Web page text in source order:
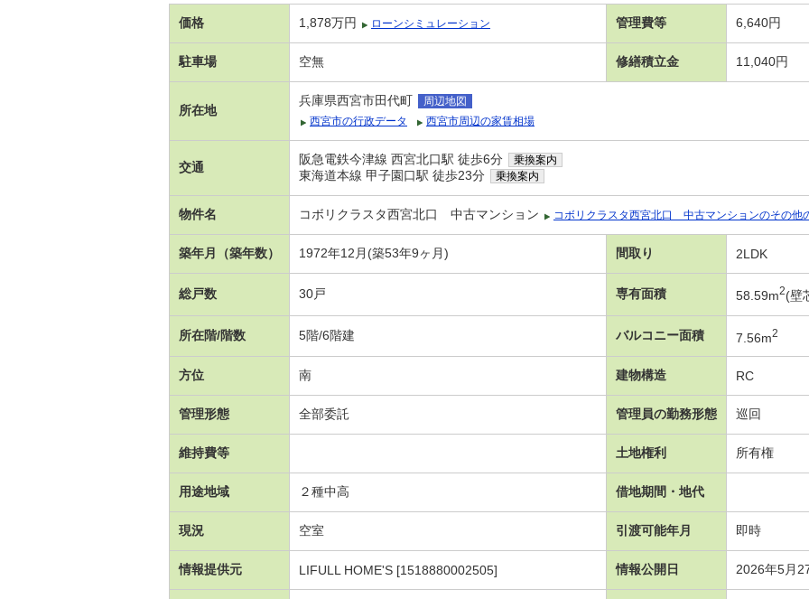
価格 1,878万円 ローンシミュレーション 管理費等 6,640円
駐車場 空無 修繕積立金 11,040円
所在地
兵庫県西宮市田代町
周辺地図
西宮市の行政データ
西宮市周辺の家賃相場
交通
阪急電鉄今津線 西宮北口駅 徒歩6分 乗換案内
東海道本線 甲子園口駅 徒歩23分 乗換案内
物件名 コボリクラスタ西宮北口 中古マンション コボリクラスタ西宮北口 中古マンションのその他
築年月（築年数） 1972年12月(築53年9ヶ月) 間取り 2LDK
総戸数 30戸 専有面積 58.59m2(壁
所在階/階数 5階/6階建 バルコニー面積 7.56m2
方位 南 建物構造 RC
管理形態 全部委託 管理員の勤務形態 巡回
維持費等 土地権利 所有権
用途地域 ２種中高 借地期間・地代
現況 空室 引渡可能年月 即時
情報提供元 LIFULL HOME'S [1518880002505] 情報公開日 2026年5月